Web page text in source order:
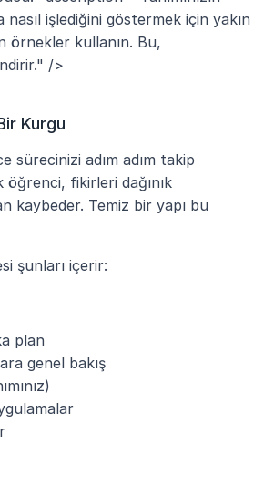
işlediğini göstermek için yakın
örnekler kullanın. Bu,
/>
Kurgu
sürecinizi adım adım takip
öğrenci, fikirleri dağınık
kaybeder. Temiz bir yapı bu
şunları içerir:
plan
genel bakış